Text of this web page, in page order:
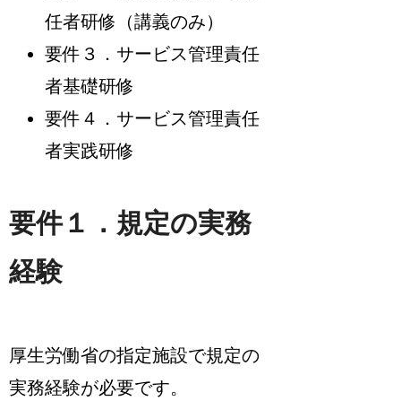
任者研修（講義のみ）
要件３．サービス管理責任
者基礎研修
要件４．サービス管理責任
者実践研修
要件１．規定の実務
経験
厚生労働省の指定施設で規定の
実務経験が必要です。